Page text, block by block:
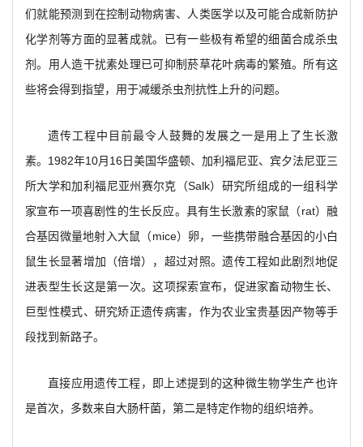
们就能预测到在控制动物病害、人类医学以及可能合成新防护
化学剂等方面的显著成就。已有一些极有希望的细菌合成杀虫
剂。用人造干扰素处理已可抑制菸草花叶病毒的繁殖。所有这
些将会得到指望，用于减缓杀虫剂抗性上升的问题。
遗传工程中目前最令人鼓舞的发展之一是用上了生长激
素。1982年10月16日美国华盛顿、加利福尼亚、宾夕法尼亚三
所大学和加利福尼亚州赛尔克（Salk）研究所组成的一组科学
家宣布一项喜剧性的生长反应。具有生长激素的家鼠（rat）融
合基因微量地射入大鼠（mice）卵，一些携带融合基因的小白
鼠生长显著增加（倍增），超过对照。遗传工程如此剧烈地促
进表型生长这是第一次。这项探索宣布，促进家畜动物生长、
巨型性模式、研究矫正遗传病害，作为农业宝贵基因产物等手
段找到新路子。
直接应用遗传工程，即上述提到的这种微生物学生产也许
是首次，多数来自大肠杆菌，第二是特定作物的组织培养。